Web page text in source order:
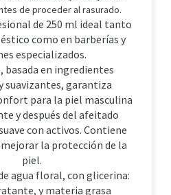
de proceder al rasurado.
de 250 ml ideal tanto
como en barberías y
especializados.
basada en ingredientes
suavizantes, garantiza
para la piel masculina
y después del afeitado
con activos. Contiene
la protección de la
piel.
agua floral, con glicerina:
y materia grasa